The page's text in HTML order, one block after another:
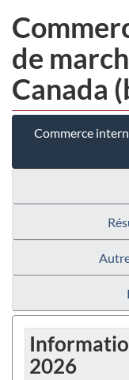
de
Canada
Commerce
2026